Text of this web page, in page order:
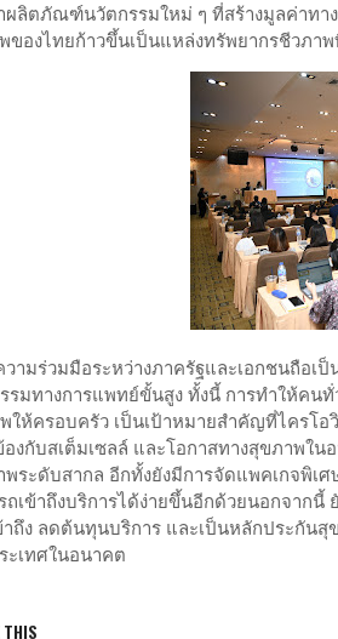
ลิตภัณฑ์นวัตกรรมใหม่ ๆ ที่สร้างมูลค่าทา
ของไทยก้าวขึ้นเป็นแหล่งทรัพยากรชีวภา
ามร่วมมือระหว่างภาครัฐและเอกชนถือเ
รมทางการแพทย์ขั้นสูง ทั้งนี้ การทำให้คนทั่
ให้ครอบครัว เป็นเป้าหมายสำคัญที่ไครโ
องกับสเต็มเซลล์ และโอกาสทางสุขภาพใ
ระดับสากล อีกทั้งยังมีการจัดแพคเกจพิเ
ถเข้าถึงบริการได้ง่ายขึ้นอีกด้วยนอกจากนี้
าถึง ลดต้นทุนบริการ และเป็นหลักประกัน
ะเทศในอนาคต
THIS